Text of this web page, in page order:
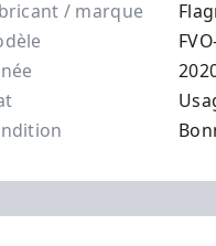
/ marque